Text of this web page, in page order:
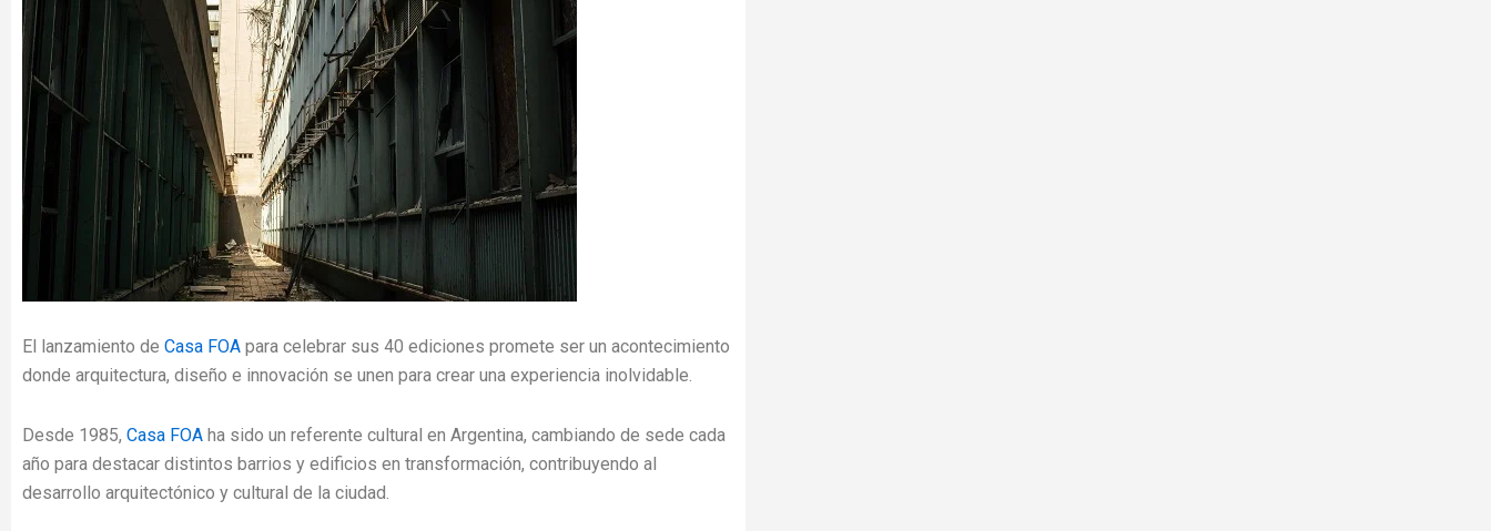
El lanzamiento de Casa FOA para celebrar sus 40 ediciones promete ser un acontecimiento
donde arquitectura, diseño e innovación se unen para crear una experiencia inolvidable.
Desde 1985, Casa FOA ha sido un referente cultural en Argentina, cambiando de sede cada
año para destacar distintos barrios y edificios en transformación, contribuyendo al
desarrollo arquitectónico y cultural de la ciudad.